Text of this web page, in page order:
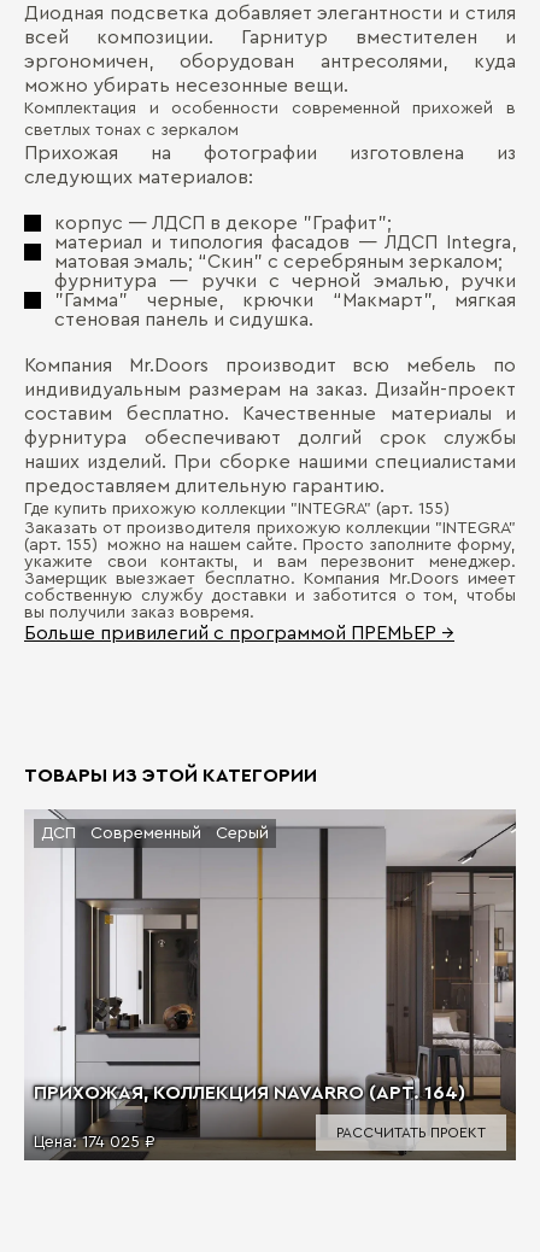
Диодная подсветка добавляет элегантности и стиля
всей композиции. Гарнитур вместителен и
эргономичен, оборудован антресолями, куда
можно убирать несезонные вещи.
Комплектация и особенности современной прихожей в
светлых тонах с зеркалом
Прихожая на фотографии изготовлена из
следующих материалов:
корпус ― ЛДСП в декоре "Графит";
материал и типология фасадов ― ЛДСП Integra,
матовая эмаль; “Скин” с серебряным зеркалом;
фурнитура ― ручки с черной эмалью, ручки
"Гамма" черные, крючки “Макмарт”, мягкая
стеновая панель и сидушка.
Компания Mr.Doors производит всю мебель по
индивидуальным размерам на заказ. Дизайн-проект
составим бесплатно. Качественные материалы и
фурнитура обеспечивают долгий срок службы
наших изделий. При сборке нашими специалистами
предоставляем длительную гарантию.
Где купить прихожую коллекции "INTEGRA" (арт. 155)
Заказать от производителя прихожую коллекции "INTEGRA"
(арт. 155) можно на нашем сайте. Просто заполните форму,
укажите свои контакты, и вам перезвонит менеджер.
Замерщик выезжает бесплатно. Компания Mr.Doors имеет
собственную службу доставки и заботится о том, чтобы
вы получили заказ вовремя.
Больше привилегий с программой ПРЕМЬЕР →
ТОВАРЫ ИЗ ЭТОЙ КАТЕГОРИИ
ПРИХОЖАЯ, КОЛЛЕКЦИЯ NAVARRO (АРТ. 164)
Цена:174 025 ₽
ДСП Современный Серый
РАССЧИТАТЬ ПРОЕКТ